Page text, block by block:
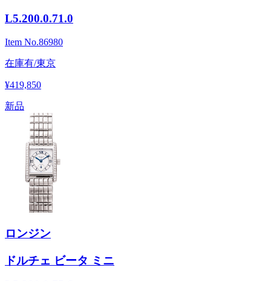
L5.200.0.71.0
Item No.86980
在庫有/東京
¥419,850
新品
ロンジン
ドルチェ ビータ ミニ